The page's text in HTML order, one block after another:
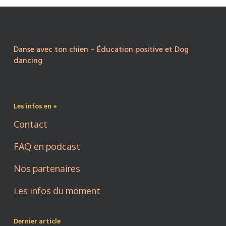
Danse avec ton chien – Éducation positive et Dog
dancing
Les infos en +
Contact
FAQ en podcast
Nos partenaires
Les infos du moment
Dernier article